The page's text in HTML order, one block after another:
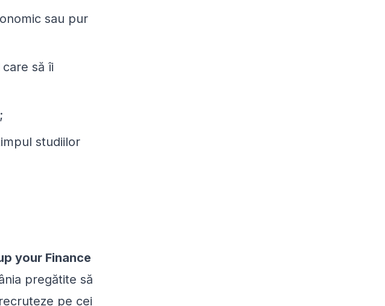
sau pur
să îi
;
studiilor
your Finance
pregătite să
pe cei